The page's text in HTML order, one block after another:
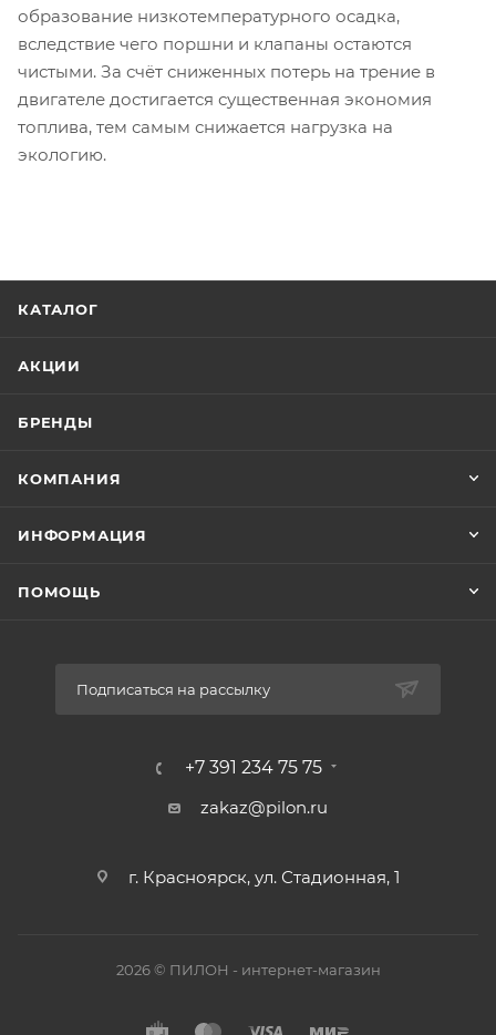
образование низкотемпературного осадка,
вследствие чего поршни и клапаны остаются
чистыми. За счёт сниженных потерь на трение в
двигателе достигается существенная экономия
топлива, тем самым снижается нагрузка на
экологию.
КАТАЛОГ
АКЦИИ
БРЕНДЫ
КОМПАНИЯ
ИНФОРМАЦИЯ
ПОМОЩЬ
Подписаться на рассылку
+7 391 234 75 75
zakaz@pilon.ru
г. Красноярск, ул. Стадионная, 1
2026 © ПИЛОН - интернет-магазин